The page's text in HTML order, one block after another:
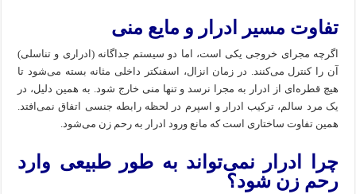
تفاوت مسیر ادرار و مایع منی
اگرچه مجرای خروجی یکی است، اما دو سیستم جداگانه (ادراری و تناسلی)
آن را کنترل می‌کنند. در زمان انزال، اسفنکتر داخلی مثانه بسته می‌شود تا
هیچ قطره‌ای از ادرار به مجرا نرسد و تنها منی خارج شود. به همین دلیل، در
یک مرد سالم، ترکیب ادرار و اسپرم در لحظه رابطه جنسی اتفاق نمی‌افتد.
همین تفاوت ساختاری است که مانع ورود ادرار به رحم زن می‌شود.
چرا ادرار نمی‌تواند به طور طبیعی وارد
رحم زن شود؟